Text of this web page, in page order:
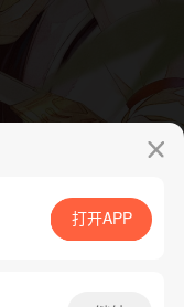
App免费看
打开APP